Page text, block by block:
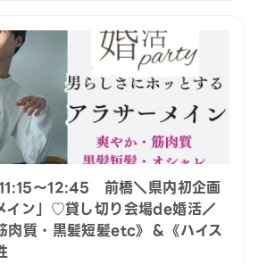
〜12:45 前橋＼県内初企画
イン」♡貸し切り会場de婚活／
肉質・黒髪短髪etc》＆《ハイス